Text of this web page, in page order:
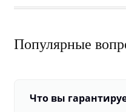
Популярные
Что вы